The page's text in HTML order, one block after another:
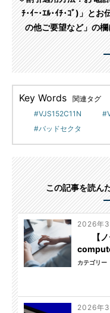
ﾁ･ｲｰ･ｴﾙ･ｲﾁ･ｺﾞ)」と
の他ご要望など」の
Key Words
関連タグ
VJS152C11N
バッドセクタ
この記事を読ん
2026年3
【
カテゴリー
2026年3